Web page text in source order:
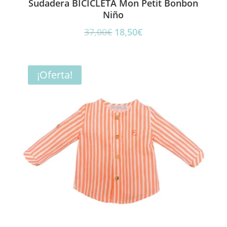
Sudadera BICICLETA Mon Petit Bonbon
Niño
37,00€ El
18,50€El
¡Oferta!